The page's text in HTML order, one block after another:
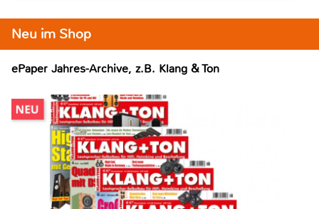
Neu im Shop
ePaper Jahres-Archive, z.B. Klang & Ton